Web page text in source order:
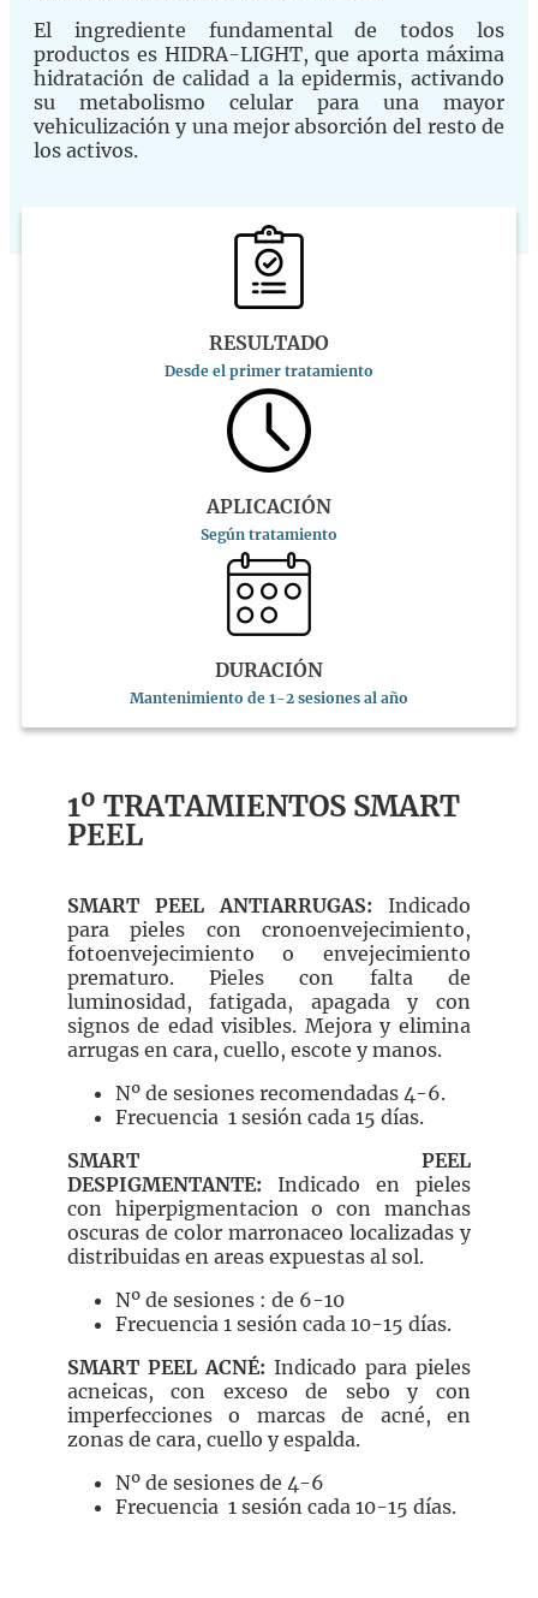
El ingrediente fundamental de todos los
productos es HIDRA-LIGHT, que aporta máxima
hidratación de calidad a la epidermis, activando
su metabolismo celular para una mayor
vehiculización y una mejor absorción del resto de
los activos.
RESULTADO
Desde el primer tratamiento
APLICACIÓN
Según tratamiento
DURACIÓN
Mantenimiento de 1-2 sesiones al año
1º TRATAMIENTOS SMART
PEEL
SMART PEEL ANTIARRUGAS: Indicado
para pieles con cronoenvejecimiento,
fotoenvejecimiento o envejecimiento
prematuro. Pieles con falta de
luminosidad, fatigada, apagada y con
signos de edad visibles. Mejora y elimina
arrugas en cara, cuello, escote y manos.
Nº de sesiones recomendadas 4-6.
Frecuencia 1 sesión cada 15 días.
SMART PEEL
DESPIGMENTANTE: Indicado en pieles
con hiperpigmentacion o con manchas
oscuras de color marronaceo localizadas y
distribuidas en areas expuestas al sol.
Nº de sesiones : de 6-10
Frecuencia 1 sesión cada 10-15 días.
SMART PEEL ACNÉ: Indicado para pieles
acneicas, con exceso de sebo y con
imperfecciones o marcas de acné, en
zonas de cara, cuello y espalda.
Nº de sesiones de 4-6
Frecuencia 1 sesión cada 10-15 días.